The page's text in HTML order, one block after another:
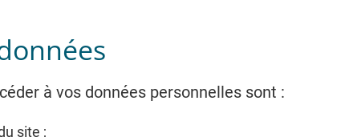
à vos données personnelles sont :
site ;